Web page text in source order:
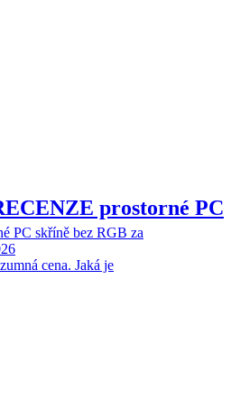
prostorné PC
PC skříně bez RGB za
cena. Jaká je